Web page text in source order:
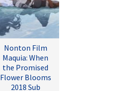
Nonton Film
Maquia: When
the Promised
Flower Blooms
2018 Sub